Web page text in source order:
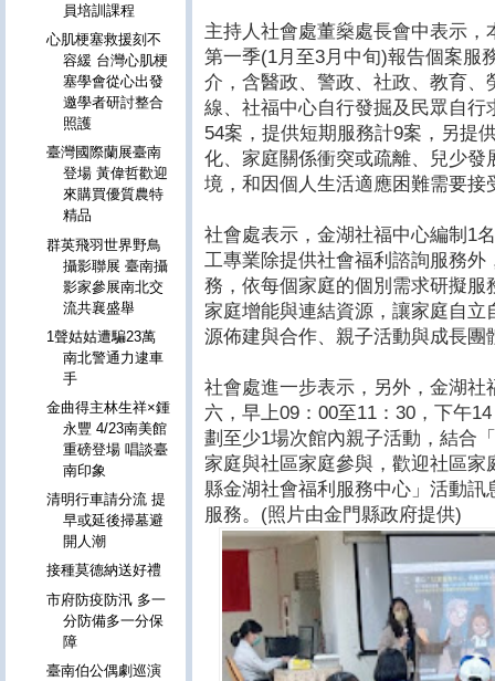
主持人社會處董燊處長會中表示
第一季(1月至3月中旬)報告個案服
介，含醫政、警政、社政、教育
線、社福中心自行發掘及民眾自
54案，提供短期服務計9案，另提
化、家庭關係衝突或疏離、兒少
境，和因個人生活適應困難需要接
社會處表示，金湖社福中心編制1
工專業除提供社會福利諮詢服務
務，依每個家庭的個別需求研擬
家庭增能與連結資源，讓家庭自
源佈建與合作、親子活動與成長團
社會處進一步表示，另外，金湖
六，早上09：00至11：30，下午
劃至少1場次館內親子活動，結合
家庭與社區家庭參與，歡迎社區
縣金湖社會福利服務中心」活動
服務。(照片由金門縣政府提供)
員培訓課程
心肌梗塞救援刻不
容緩 台灣心肌梗
塞學會從心出發
邀學者研討整合
照護
臺灣國際蘭展臺南
登場 黃偉哲歡迎
來購買優質農特
精品
群英飛羽世界野鳥
攝影聯展 臺南攝
影家參展南北交
流共襄盛舉
1聲姑姑遭騙23萬
南北警通力逮車
手
金曲得主林生祥×鍾
永豐 4/23南美館
重磅登場 唱談臺
南印象
清明行車請分流 提
早或延後掃墓避
開人潮
接種莫德納送好禮
市府防疫防汛 多一
分防備多一分保
障
臺南伯公偶劇巡演